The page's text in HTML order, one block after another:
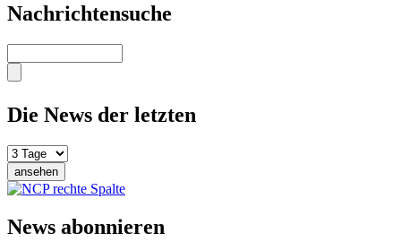
Nachrichtensuche
Die News der letzten
News abonnieren